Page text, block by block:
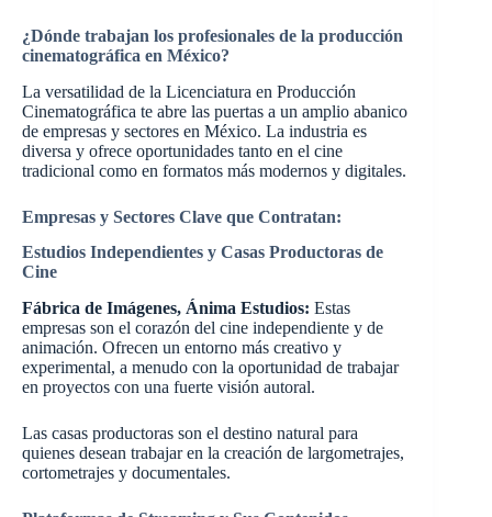
¿Dónde trabajan los profesionales de la producción
cinematográfica en México?
La versatilidad de la Licenciatura en Producción
Cinematográfica te abre las puertas a un amplio abanico
de empresas y sectores en México. La industria es
diversa y ofrece oportunidades tanto en el cine
tradicional como en formatos más modernos y digitales.
Empresas y Sectores Clave que Contratan:
Estudios Independientes y Casas Productoras de
Cine
Fábrica de Imágenes, Ánima Estudios: Estas
empresas son el corazón del cine independiente y de
animación. Ofrecen un entorno más creativo y
experimental, a menudo con la oportunidad de trabajar
en proyectos con una fuerte visión autoral.
Las casas productoras son el destino natural para
quienes desean trabajar en la creación de largometrajes,
cortometrajes y documentales.